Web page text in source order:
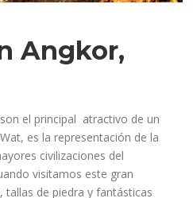
Angkor,
el principal atractivo de un
es la representación de la
civilizaciones del
visitamos este gran
de piedra y fantásticas